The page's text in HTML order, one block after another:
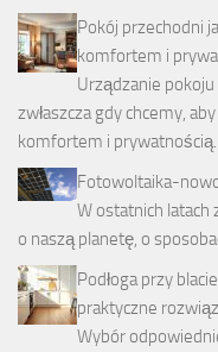
Pokój przechodni
komfortem i
Urządzanie
zwłaszcza gdy chcemy,
komfortem i prywatnością.
Fotowoltaika-
W ostatnich latach
o naszą planetę, o
Podłoga przy
praktyczne
Wybór